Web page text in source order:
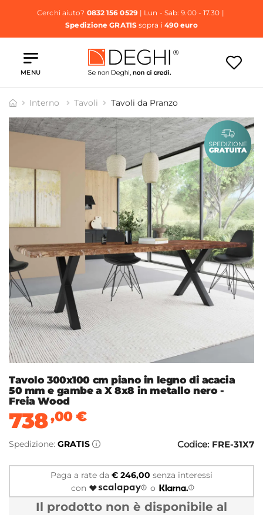
Cerchi aiuto? 0832 156 0529| Lun - Sab: 9.00 - 17.30 |
Spedizione GRATISsopra i 490 euro
MENU
Interno Tavoli Tavoli da Pranzo
Tavolo 300x100 cm piano in legno di acacia
50 mm e gambe a X 8x8 in metallo nero -
Freia Wood
738,00€
Spedizione: GRATIS Codice: FRE-31X7
Paga a rate da € 246,00 senza interessi
con
o
Il prodotto non è disponibile al